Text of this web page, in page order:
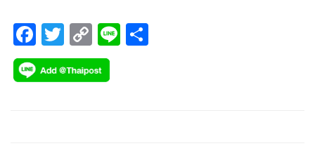
F
ac
e
T
wi
tt
C
o
p
Li